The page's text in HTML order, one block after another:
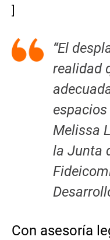
]
“El
realidad
Melissa
la Junta
Con asesoría